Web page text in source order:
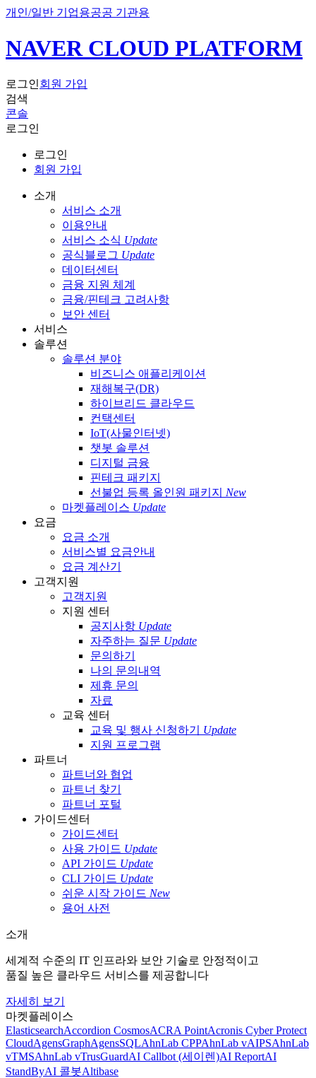
개인/일반 기업용공공 기관용
NAVER CLOUD PLATFORM
로그인회원 가입
검색
콘솔
로그인
로그인
회원 가입
소개
서비스 소개
이용안내
서비스 소식 Update
공식블로그 Update
데이터센터
금융 지원 체계
금융/핀테크 고려사항
보안 센터
서비스
솔루션
솔루션 분야
비즈니스 애플리케이션
재해복구(DR)
하이브리드 클라우드
컨택센터
IoT(사물인터넷)
챗봇 솔루션
디지털 금융
핀테크 패키지
선불업 등록 올인원 패키지 New
마켓플레이스 Update
요금
요금 소개
서비스별 요금안내
요금 계산기
고객지원
고객지원
지원 센터
공지사항 Update
자주하는 질문 Update
문의하기
나의 문의내역
제휴 문의
자료
교육 센터
교육 및 행사 신청하기 Update
지원 프로그램
파트너
파트너와 협업
파트너 찾기
파트너 포털
가이드센터
가이드센터
사용 가이드 Update
API 가이드 Update
CLI 가이드 Update
쉬운 시작 가이드 New
용어 사전
소개
세계적 수준의 IT 인프라와 보안 기술로 안정적이고
품질 높은 클라우드 서비스를 제공합니다
자세히 보기
마켓플레이스
ElasticsearchAccordion CosmosACRA PointAcronis Cyber Protect
CloudAgensGraphAgensSQLAhnLab CPPAhnLab vAIPSAhnLab
vTMSAhnLab vTrusGuardAI Callbot (세이렌)AI ReportAI
StandByAI 콜봇Altibase